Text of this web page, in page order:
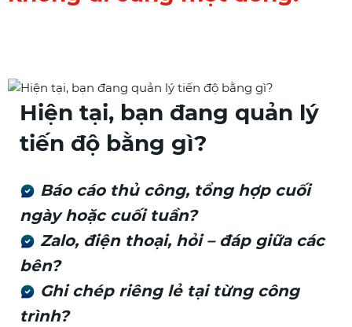
Hiện tại, bạn đang quản lý
tiến độ bằng gì?
Báo cáo thủ công, tổng hợp cuối
ngày hoặc cuối tuần?
Zalo, điện thoại, hỏi – đáp giữa các
bên?
Ghi chép riêng lẻ tại từng công
trình?